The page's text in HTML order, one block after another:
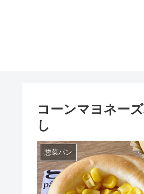
コーンマヨネー
し
惣菜パン